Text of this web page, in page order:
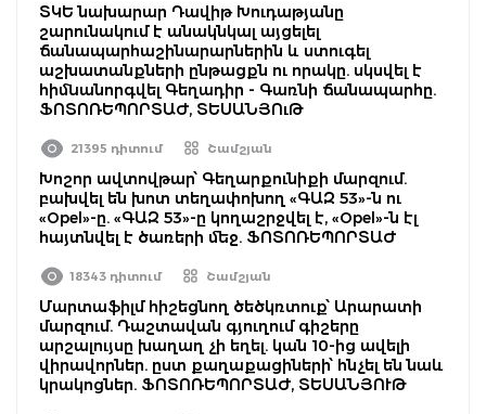
ՏԿԵ նախարար Դավիթ Խուդաթյանը
շարունակում է անակնկալ այցելել
ճանապարհաշինարարներին և ստուգել
աշխատանքների ընթացքն ու որակը. սկսվել է
հիմնանորգվել Գեղադիր - Գառնի ճանապարհը.
ՖՈՏՈՌԵՊՈՐՏԱԺ, ՏԵՍԱՆՅՈւԹ
21395 դիտում Շամշյան
Խոշոր ավտովթար՝ Գեղարքունիքի մարզում.
բախվել են խոտ տեղափոխող «ԳԱԶ 53»-ն ու
«Opel»-ը. «ԳԱԶ 53»-ը կողաշրջվել է, «Opel»-ն էլ
հայտնվել է ծառերի մեջ. ՖՈՏՈՌԵՊՈՐՏԱԺ
18343 դիտում Շամշյան
Մարտաֆիլմ հիշեցնող ծեծկռտուք՝ Արարատի
մարզում. Դաշտավան գյուղում գիշերը
արշալույսը խաղաղ չի եղել. կան 10-ից ավելի
վիրավորներ. ըստ քաղաքացիների՝ հնչել են նաև
կրակոցներ. ՖՈՏՈՌԵՊՈՐՏԱԺ, ՏԵՍԱՆՅՈՒԹ